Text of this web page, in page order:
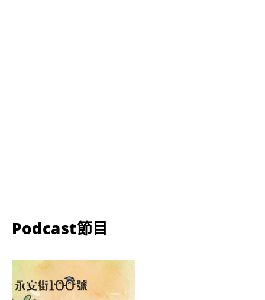
Podcast節目